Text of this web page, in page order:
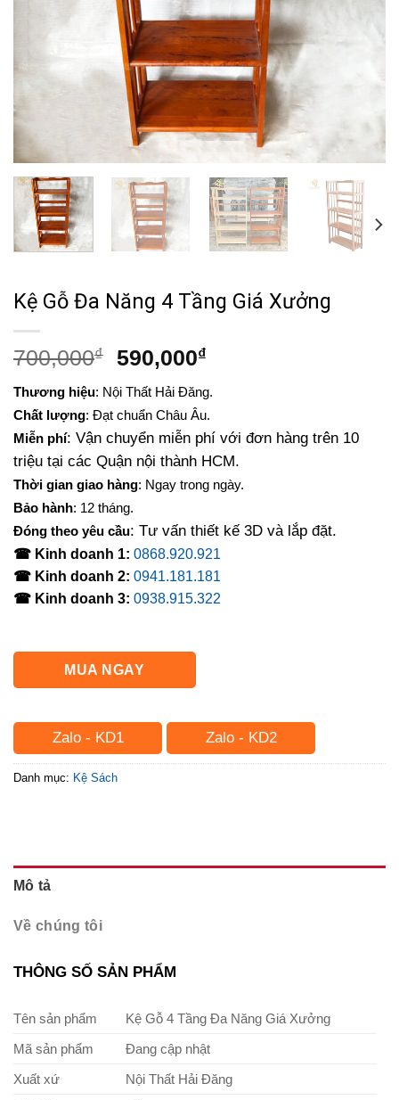
Kệ Gỗ Đa Năng 4 Tầng Giá Xưởng
700,000₫
Giá
là:
700,000₫.
590,000₫Giá
tại
là:
590,000₫.
Thương hiệu: Nội Thất Hải Đăng.
Chất lượng: Đạt chuẩn Châu Âu.
Miễn phí: Vận chuyển miễn phí với đơn hàng trên 10
triệu tại các Quận nội thành HCM.
Thời gian giao hàng: Ngay trong ngày.
Bảo hành: 12 tháng.
Đóng theo yêu cầu: Tư vấn thiết kế 3D và lắp đặt.
☎ Kinh doanh 1: 0868.920.921
☎ Kinh doanh 2: 0941.181.181
☎ Kinh doanh 3: 0938.915.322
MUA NGAY
Zalo - KD1 Zalo - KD2
Danh mục: Kệ Sách
Mô tả
Về chúng tôi
THÔNG SỐ SẢN PHẨM
Tên sản phẩm
Kệ Gỗ 4 Tầng Đa Năng Giá Xưởng
Mã sản phẩm
Đang cập nhật
Xuất xứ
Nội Thất Hải Đăng